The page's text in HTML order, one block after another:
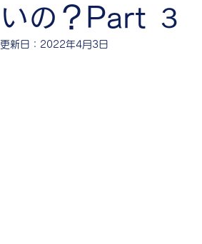
いの？Part ３
更新日： 2022年4月3日